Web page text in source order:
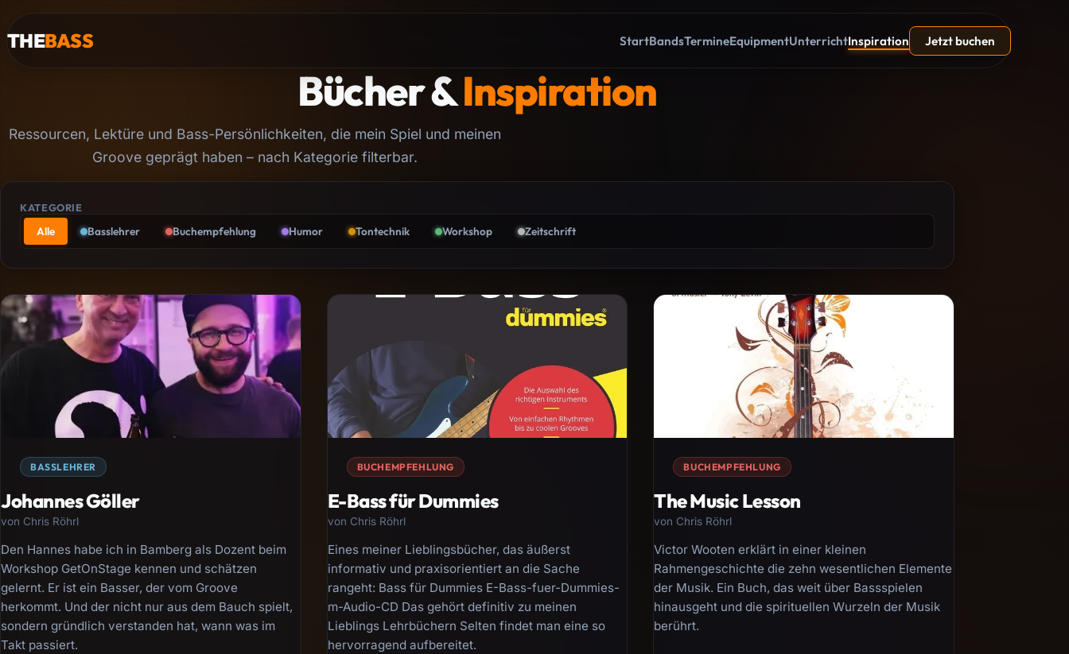
THEBASS StartBandsTermineEquipmentUnterrichtInspiration Jetzt buchen
Bücher &Inspiration
Ressourcen, Lektüre und Bass-Persönlichkeiten, die mein Spiel und meinen
Groove geprägt haben – nach Kategorie filterbar.
KATEGORIE
Alle Basslehrer Buchempfehlung Humor Tontechnik Workshop Zeitschrift
BASSLEHRER
Johannes Göller
von Chris Röhrl
Den Hannes habe ich in Bamberg als Dozent beim
Workshop GetOnStage kennen und schätzen
gelernt. Er ist ein Basser, der vom Groove
herkommt. Und der nicht nur aus dem Bauch spielt,
sondern gründlich verstanden hat, wann was im
Takt passiert.
BUCHEMPFEHLUNG
E-Bass für Dummies
von Chris Röhrl
Eines meiner Lieblingsbücher, das äußerst
informativ und praxisorientiert an die Sache
rangeht: Bass für Dummies E-Bass-fuer-Dummies-
m-Audio-CD Das gehört definitiv zu meinen
Lieblings Lehrbüchern Selten findet man eine so
hervorragend aufbereitet.
BUCHEMPFEHLUNG
The Music Lesson
von Chris Röhrl
Victor Wooten erklärt in einer kleinen
Rahmengeschichte die zehn wesentlichen Elemente
der Musik. Ein Buch, das weit über Bassspielen
hinausgeht und die spirituellen Wurzeln der Musik
berührt.